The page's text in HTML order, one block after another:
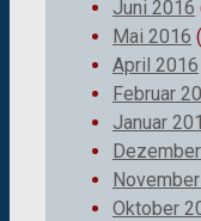
Juni 2016
Mai 2016
April 2016
Februar
Januar
Oktober